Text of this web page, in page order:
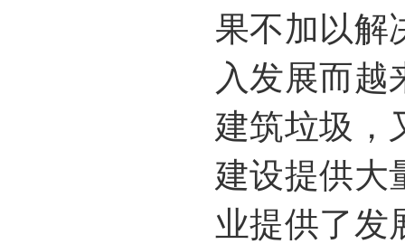
果不加以解
入发展而越
建筑垃圾，
建设提供大
业提供了发